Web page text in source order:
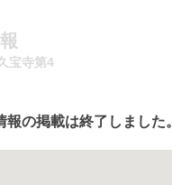
宝寺第4
の掲載は終了しました。